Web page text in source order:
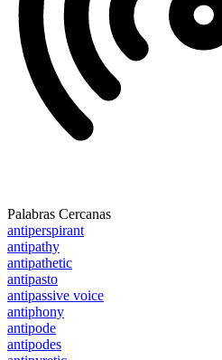
Palabras Cercanas
antiperspirant
antipathy
antipathetic
antipasto
antipassive voice
antiphony
antipode
antipodes